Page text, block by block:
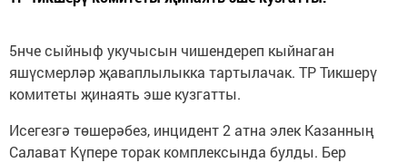
5нче сыйныф укучысын чишендереп кыйнаган
яшүсмерләр җаваплылыкка тартылачак. ТР Тикшерү
комитеты җинаять эше кузгатты.
Исегезгә төшерәбез, инцидент 2 атна элек Казанның
Салават Күпере торак комплексында булды. Бер